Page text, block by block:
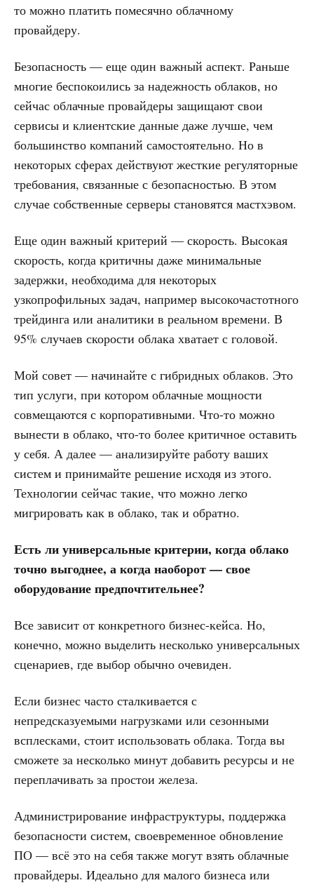
то можно платить помесячно облачному
провайдеру.
Безопасность — еще один важный аспект. Раньше
многие беспокоились за надежность облаков, но
сейчас облачные провайдеры защищают свои
сервисы и клиентские данные даже лучше, чем
большинство компаний самостоятельно. Но в
некоторых сферах действуют жесткие регуляторные
требования, связанные с безопасностью. В этом
случае собственные серверы становятся мастхэвом.
Еще один важный критерий — скорость. Высокая
скорость, когда критичны даже минимальные
задержки, необходима для некоторых
узкопрофильных задач, например высокочастотного
трейдинга или аналитики в реальном времени. В
95% случаев скорости облака хватает с головой.
Мой совет — начинайте с гибридных облаков. Это
тип услуги, при котором облачные мощности
совмещаются с корпоративными. Что-то можно
вынести в облако, что-то более критичное оставить
у себя. А далее — анализируйте работу ваших
систем и принимайте решение исходя из этого.
Технологии сейчас такие, что можно легко
мигрировать как в облако, так и обратно.
Есть ли универсальные критерии, когда облако
точно выгоднее, а когда наоборот — свое
оборудование предпочтительнее?
Все зависит от конкретного бизнес-кейса. Но,
конечно, можно выделить несколько универсальных
сценариев, где выбор обычно очевиден.
Если бизнес часто сталкивается с
непредсказуемыми нагрузками или сезонными
всплесками, стоит использовать облака. Тогда вы
сможете за несколько минут добавить ресурсы и не
переплачивать за простои железа.
Администрирование инфраструктуры, поддержка
безопасности систем, своевременное обновление
ПО — всё это на себя также могут взять облачные
провайдеры. Идеально для малого бизнеса или